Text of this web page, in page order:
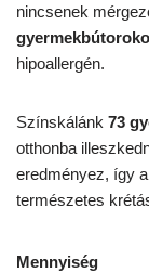
nincsenek
hipoallergén.
Színskálánk 73
otthonba
eredményez, így
természetes
Mennyiség